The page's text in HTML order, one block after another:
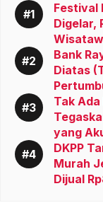
Festival
Digelar,
Bank
Diatas
Tak
yang
DKPP
Murah
Dijual